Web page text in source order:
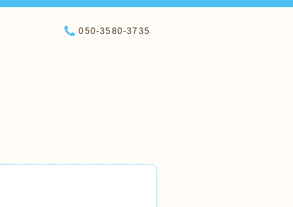
050-3580-3735